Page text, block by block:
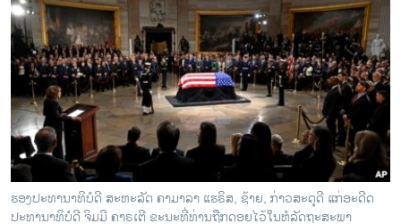
ຊຸມຊົນຊາວລາວ
ວິທະຍາສາດ-ເທັກໂນໂລຈີ
ທຸລະກິດ
ພາສາອັງກິດ
ວີດີໂອ
ສຽງ
ລາຍການກະຈາຍສຽງ
ຮອງປະທານາທິບໍດີ ສະຫະລັດ ຄາມາລາ ແຮຣິສ, ຊ້າຍ, ກ່າວສະດຸດີ ແກ່ອະດີດ
ປະທານາທິບໍດີ ຈິມມີ ຄາຣເຕີ ຂະນະທີ່ທ່ານຖືກດອຍໄວ້ໃນຫໍລັດຖະສະພາ